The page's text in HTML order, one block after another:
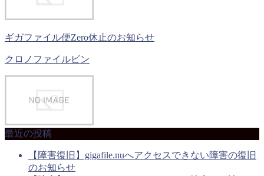
ギガファイル便Zero休止のお知らせ
クロノファイルビン
最近の投稿
【障害復旧】gigafile.nuへアクセスできない障害の復旧
のお知らせ